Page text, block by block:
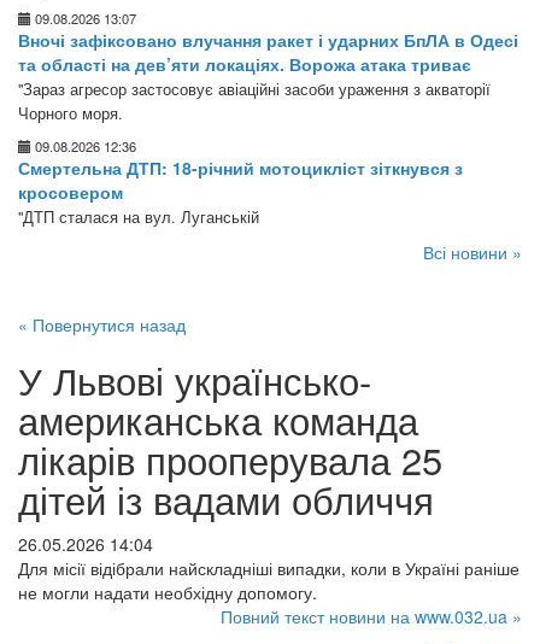
09.08.2026 13:07
Вночі зафіксовано влучання ракет і ударних БпЛА в Одесі
та області на дев’яти локаціях. Ворожа атака триває
"Зараз агресор застосовує авіаційні засоби ураження з акваторії
Чорного моря.
09.08.2026 12:36
Смертельна ДТП: 18-річний мотоцикліст зіткнувся з
кросовером
"ДТП сталася на вул. Луганській
Всі новини »
« Повернутися назад
У Львові українсько-
американська команда
лікарів прооперувала 25
дітей із вадами обличчя
26.05.2026 14:04
Для місії відібрали найскладніші випадки, коли в Україні раніше
не могли надати необхідну допомогу.
Повний текст новини на www.032.ua »